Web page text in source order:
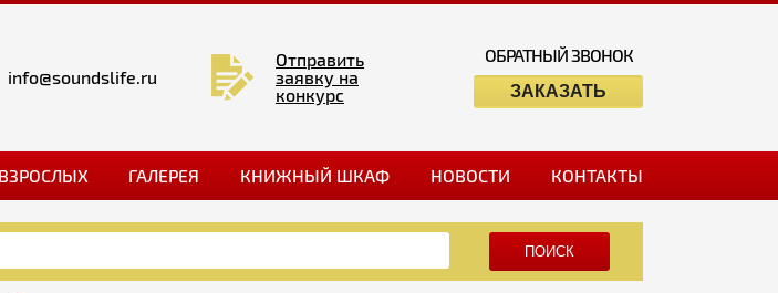
info@soundslife.ru
Отправить
заявку на
конкурс
ОБРАТНЫЙ ЗВОНОК
ЗАКАЗАТЬ
ГАЛЕРЕЯ КНИЖНЫЙ ШКАФ НОВОСТИ КОНТАКТЫ
ПОИСК